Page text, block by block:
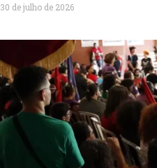
30 de julho de 2026